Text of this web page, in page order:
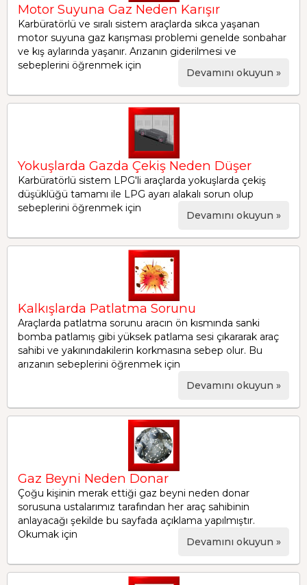
Motor Suyuna Gaz Neden Karışır
Karbüratörlü ve sıralı sistem araçlarda sıkca yaşanan
motor suyuna gaz karışması problemi genelde sonbahar
ve kış aylarında yaşanır. Arızanın giderilmesi ve
sebeplerini öğrenmek için
Devamını okuyun »
Yokuşlarda Gazda Çekiş Neden Düşer
Karbüratörlü sistem LPG'li araçlarda yokuşlarda çekiş
düşüklüğü tamamı ile LPG ayarı alakalı sorun olup
sebeplerini öğrenmek için
Devamını okuyun »
Kalkışlarda Patlatma Sorunu
Araçlarda patlatma sorunu aracın ön kısmında sanki
bomba patlamış gibi yüksek patlama sesi çıkararak araç
sahibi ve yakınındakilerin korkmasına sebep olur. Bu
arızanın sebeplerini öğrenmek için
Devamını okuyun »
Gaz Beyni Neden Donar
Çoğu kişinin merak ettiği gaz beyni neden donar
sorusuna ustalarımız tarafından her araç sahibinin
anlayacağı şekilde bu sayfada açıklama yapılmıştır.
Okumak için
Devamını okuyun »